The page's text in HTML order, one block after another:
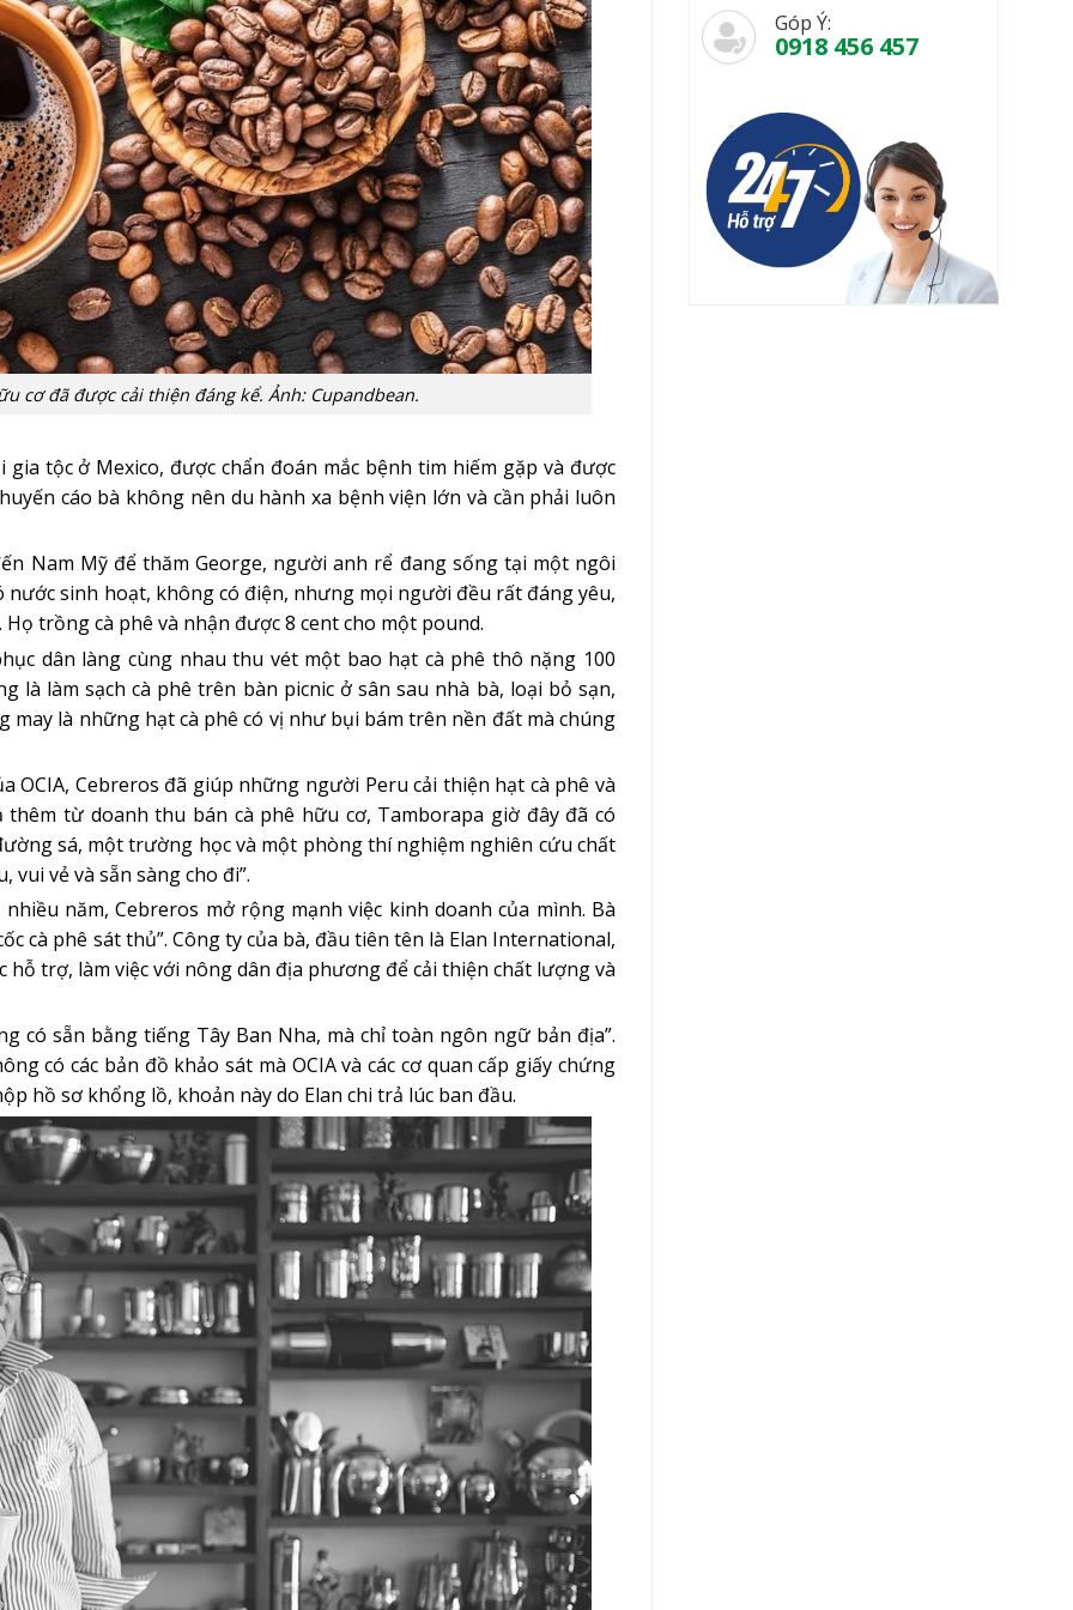
cơ đã được cải thiện đáng kể. Ảnh: Cupandbean.
tộc ở Mexico, được chẩn đoán mắc bệnh tim hiếm gặp và được
cáo bà không nên du hành xa bệnh viện lớn và cần phải luôn
Nam Mỹ để thăm George, người anh rể đang sống tại một ngôi
nước sinh hoạt, không có điện, nhưng mọi người đều rất đáng yêu,
trồng cà phê và nhận được 8 cent cho một pound.
dân làng cùng nhau thu vét một bao hạt cà phê thô nặng 100
là làm sạch cà phê trên bàn picnic ở sân sau nhà bà, loại bỏ sạn,
may là những hạt cà phê có vị như bụi bám trên nền đất mà chúng
OCIA, Cebreros đã giúp những người Peru cải thiện hạt cà phê và
từ doanh thu bán cà phê hữu cơ, Tamborapa giờ đây đã có
sá, một trường học và một phòng thí nghiệm nghiên cứu chất
vui vẻ và sẵn sàng cho đi”.
năm, Cebreros mở rộng mạnh việc kinh doanh của mình. Bà
cà phê sát thủ”. Công ty của bà, đầu tiên tên là Elan International,
trợ, làm việc với nông dân địa phương để cải thiện chất lượng và
có sẵn bằng tiếng Tây Ban Nha, mà chỉ toàn ngôn ngữ bản địa”.
có các bản đồ khảo sát mà OCIA và các cơ quan cấp giấy chứng
hồ sơ khổng lồ, khoản này do Elan chi trả lúc ban đầu.
Góp Ý:
0918 456 457